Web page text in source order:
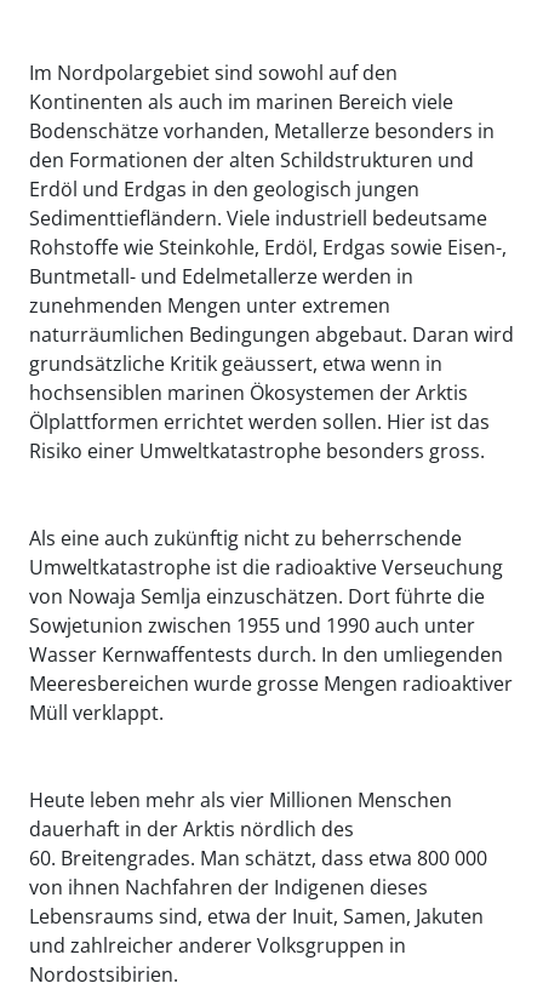
Im Nordpolargebiet sind sowohl auf den
Kontinenten als auch im marinen Bereich viele
Bodenschätze vorhanden, Metallerze besonders in
den Formationen der alten Schildstrukturen und
Erdöl und Erdgas in den geologisch jungen
Sedimenttiefländern. Viele industriell bedeutsame
Rohstoffe wie Steinkohle, Erdöl, Erdgas sowie Eisen-,
Buntmetall- und Edelmetallerze werden in
zunehmenden Mengen unter extremen
naturräumlichen Bedingungen abgebaut. Daran wird
grundsätzliche Kritik geäussert, etwa wenn in
hochsensiblen marinen Ökosystemen der Arktis
Ölplattformen errichtet werden sollen. Hier ist das
Risiko einer Umweltkatastrophe besonders gross.
Als eine auch zukünftig nicht zu beherrschende
Umweltkatastrophe ist die radioaktive Verseuchung
von Nowaja Semlja einzuschätzen. Dort führte die
Sowjetunion zwischen 1955 und 1990 auch unter
Wasser Kernwaffentests durch. In den umliegenden
Meeresbereichen wurde grosse Mengen radioaktiver
Müll verklappt.
Heute leben mehr als vier Millionen Menschen
dauerhaft in der Arktis nördlich des
60. Breitengrades. Man schätzt, dass etwa 800 000
von ihnen Nachfahren der Indigenen dieses
Lebensraums sind, etwa der Inuit, Samen, Jakuten
und zahlreicher anderer Volksgruppen in
Nordostsibirien.